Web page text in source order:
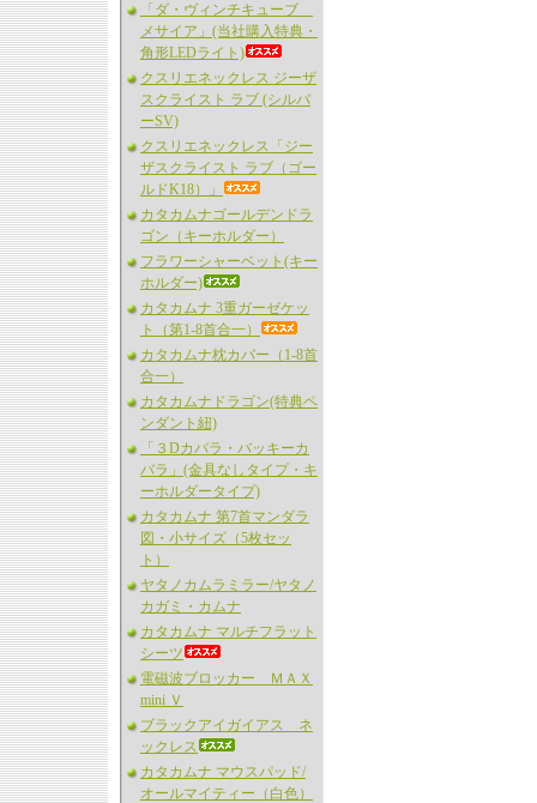
「ダ・ヴィンチキューブ
メサイア」(当社購入特典・
角形LEDライト)
クスリエネックレス ジーザ
スクライスト ラブ (シルバ
ーSV)
クスリエネックレス「ジー
ザスクライスト ラブ（ゴー
ルドK18）」
カタカムナゴールデンドラ
ゴン（キーホルダー）
フラワーシャーベット(キー
ホルダー)
カタカムナ 3重ガーゼケッ
ト（第1-8首合一）
カタカムナ枕カバー（1-8首
合一）
カタカムナドラゴン(特典ペ
ンダント紐)
「３Dカバラ・バッキーカ
バラ」(金具なしタイプ・キ
ーホルダータイプ)
カタカムナ 第7首マンダラ
図・小サイズ（5枚セッ
ト）
ヤタノカムラミラー/ヤタノ
カガミ・カムナ
カタカムナ マルチフラット
シーツ
電磁波ブロッカー ＭＡＸ
mini Ｖ
ブラックアイガイアス ネ
ックレス
カタカムナ マウスパッド/
オールマイティー（白色）